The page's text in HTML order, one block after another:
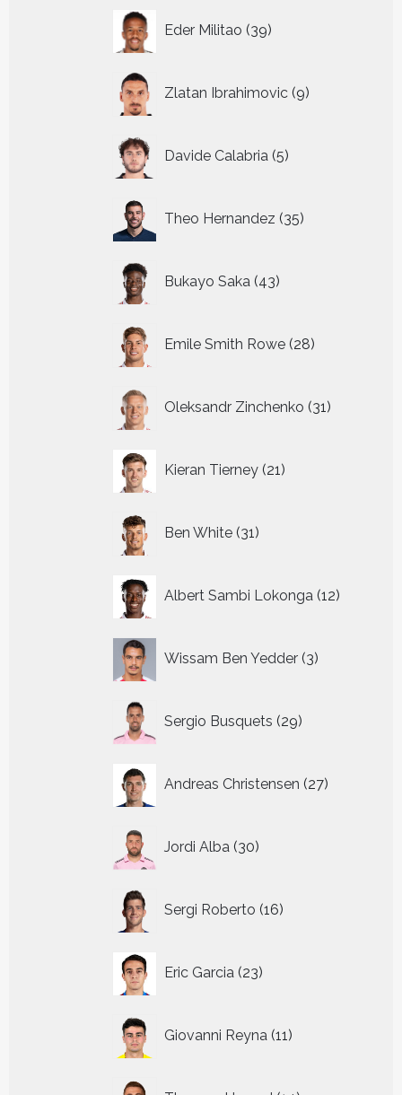
Eder Militao 39
producten
Zlatan Ibrahimovic 9
producten
Davide Calabria 5
producten
Theo Hernandez 35
producten
Bukayo Saka 43
producten
Emile Smith Rowe 28
producten
Oleksandr Zinchenko 31
producten
Kieran Tierney 21
producten
Ben White 31
producten
Albert Sambi Lokonga 12
Wissam Ben Yedder 3
producten
Sergio Busquets 29
producten
Andreas Christensen 27
producten
Jordi Alba 30
producten
Sergi Roberto 16
producten
Eric Garcia 23
producten
Giovanni Reyna 11
producten